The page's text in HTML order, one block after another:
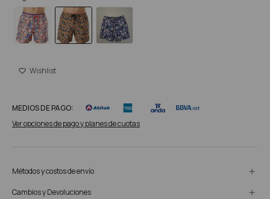
MEDIOS DE PAGO:
Ver opciones de pago y planes de cuotas
Métodos y costos de envío
Cambios y Devoluciones